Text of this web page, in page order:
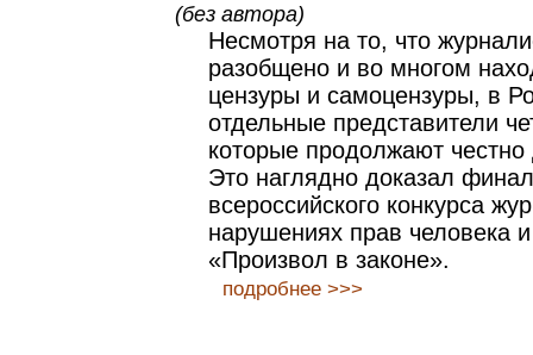
(без автора)
Несмотря на то, что
разобщено и во многом
цензуры и самоцензуры, в
отдельные представители
которые продолжают
Это наглядно доказал
всероссийского конкурса
нарушениях прав человека
«Произвол в законе».
подробнее >>>